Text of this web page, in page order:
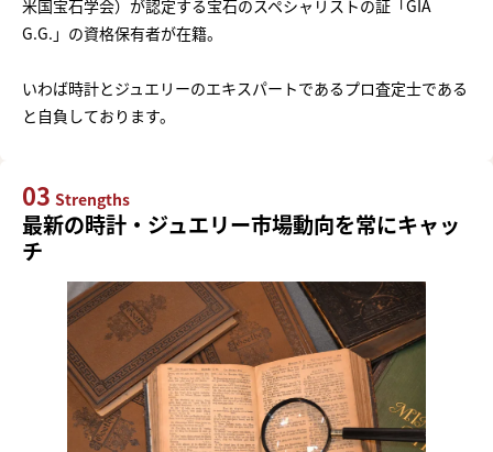
米国宝石学会）が認定する宝石のスペシャリストの証「GIA
G.G.」の資格保有者が在籍。
いわば時計とジュエリーのエキスパートであるプロ査定士である
と自負しております。
03 Strengths
最新の時計・ジュエリー市場動向を常にキャッ
チ